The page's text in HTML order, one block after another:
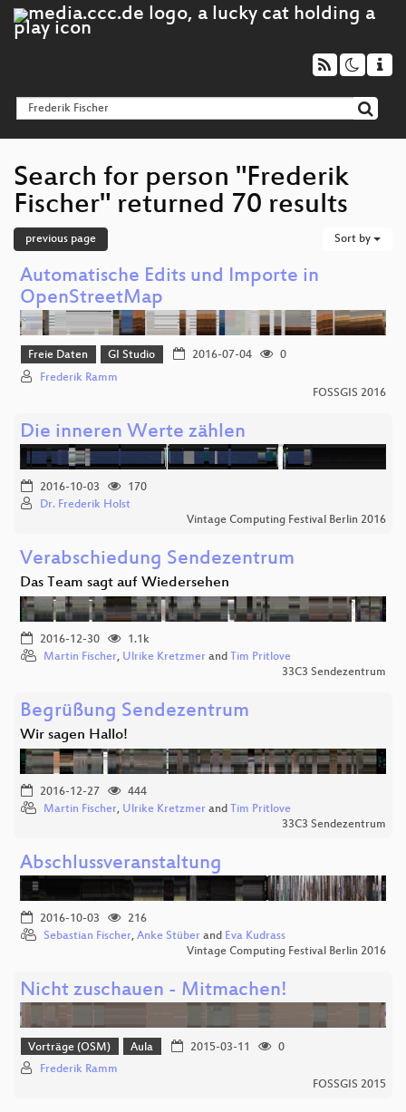
Search for person "Frederik
Fischer" returned 70 results
previous page Sort by
Automatische Edits und Importe in
OpenStreetMap
Freie Daten GI Studio 2016-07-04
0
Frederik Ramm
FOSSGIS 2016
Die inneren Werte zählen
2016-10-03
170
Dr. Frederik Holst
Vintage Computing Festival Berlin 2016
Verabschiedung Sendezentrum
Das Team sagt auf Wiedersehen
2016-12-30
1.1k
Martin Fischer, Ulrike Kretzmer and Tim Pritlove
33C3 Sendezentrum
Begrüßung Sendezentrum
Wir sagen Hallo!
2016-12-27
444
Martin Fischer, Ulrike Kretzmer and Tim Pritlove
33C3 Sendezentrum
Abschlussveranstaltung
2016-10-03
216
Sebastian Fischer, Anke Stüber and Eva Kudrass
Vintage Computing Festival Berlin 2016
Nicht zuschauen - Mitmachen!
Vorträge (OSM) Aula 2015-03-11
0
Frederik Ramm
FOSSGIS 2015